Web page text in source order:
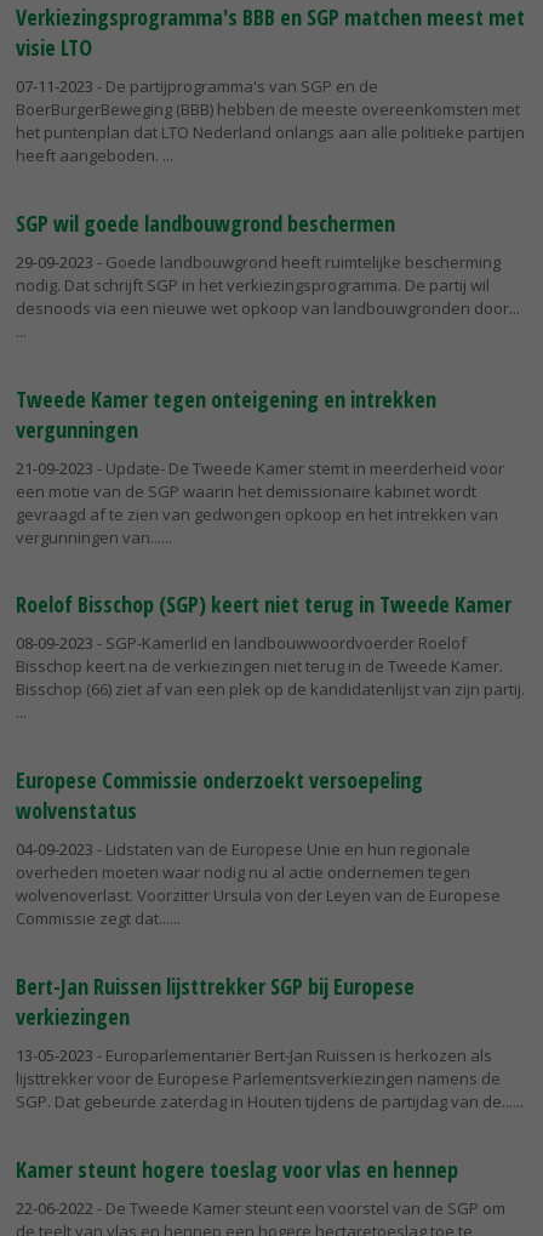
Verkiezingsprogramma's BBB en SGP matchen meest met
visie LTO
07-11-2023 - De partijprogramma's van SGP en de
BoerBurgerBeweging (BBB) hebben de meeste overeenkomsten met
het puntenplan dat LTO Nederland onlangs aan alle politieke partijen
heeft aangeboden.
SGP wil goede landbouwgrond beschermen
29-09-2023 - Goede landbouwgrond heeft ruimtelijke bescherming
nodig. Dat schrijft SGP in het verkiezingsprogramma. De partij wil
desnoods via een nieuwe wet opkoop van landbouwgronden door...
Tweede Kamer tegen onteigening en intrekken
vergunningen
21-09-2023 - Update- De Tweede Kamer stemt in meerderheid voor
een motie van de SGP waarin het demissionaire kabinet wordt
gevraagd af te zien van gedwongen opkoop en het intrekken van
vergunningen van...
Roelof Bisschop (SGP) keert niet terug in Tweede Kamer
08-09-2023 - SGP-Kamerlid en landbouwwoordvoerder Roelof
Bisschop keert na de verkiezingen niet terug in de Tweede Kamer.
Bisschop (66) ziet af van een plek op de kandidatenlijst van zijn partij.
Europese Commissie onderzoekt versoepeling
wolvenstatus
04-09-2023 - Lidstaten van de Europese Unie en hun regionale
overheden moeten waar nodig nu al actie ondernemen tegen
wolvenoverlast. Voorzitter Ursula von der Leyen van de Europese
Commissie zegt dat...
Bert-Jan Ruissen lijsttrekker SGP bij Europese
verkiezingen
13-05-2023 - Europarlementariër Bert-Jan Ruissen is herkozen als
lijsttrekker voor de Europese Parlementsverkiezingen namens de
SGP. Dat gebeurde zaterdag in Houten tijdens de partijdag van de...
Kamer steunt hogere toeslag voor vlas en hennep
22-06-2022 - De Tweede Kamer steunt een voorstel van de SGP om
de teelt van vlas en hennep een hogere hectaretoeslag toe te